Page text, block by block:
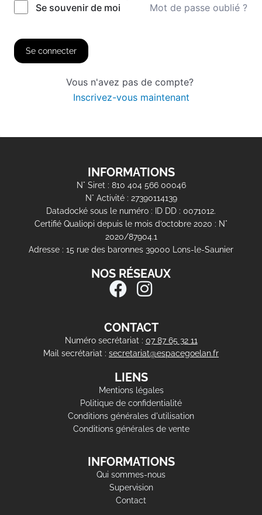
Se souvenir de moi
Mot de passe oublié ?
Se connecter
Vous n'avez pas de compte?
Inscrivez-vous maintenant
INFORMATIONS
N° Siret : 810 404 566 00046
N° Activité : 27390114139
Datadocké sous le numéro : ID DD : 0071012.
Certifié Qualiopi depuis le mois d’octobre 2020 : N°
2020/87904.1
Adresse : 15 rue des baronnes 39000 Lons-le-Saunier
NOS RÉSEAUX
CONTACT
Numéro secrétariat : 07 87 65 32 11
Mail secrétariat : secretariat@espacegoelan.fr
LIENS
Mentions légales
Politique de confidentialité
Conditions générales d'utilisation
Conditions générales de vente
INFORMATIONS
Qui sommes-nous
Supervision
Contact